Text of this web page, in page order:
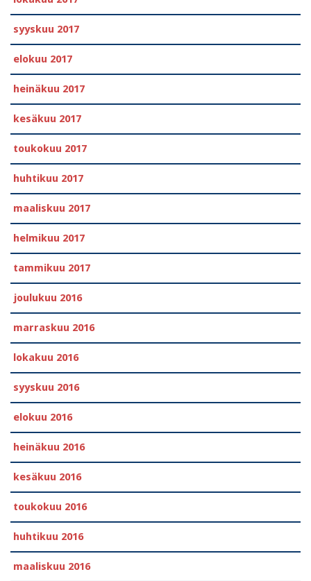
syyskuu 2017
elokuu 2017
heinäkuu 2017
kesäkuu 2017
toukokuu 2017
huhtikuu 2017
maaliskuu 2017
helmikuu 2017
tammikuu 2017
joulukuu 2016
marraskuu 2016
lokakuu 2016
syyskuu 2016
elokuu 2016
heinäkuu 2016
kesäkuu 2016
toukokuu 2016
huhtikuu 2016
maaliskuu 2016